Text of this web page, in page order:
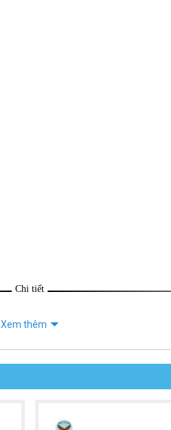
Chi tiết
Xem thêm